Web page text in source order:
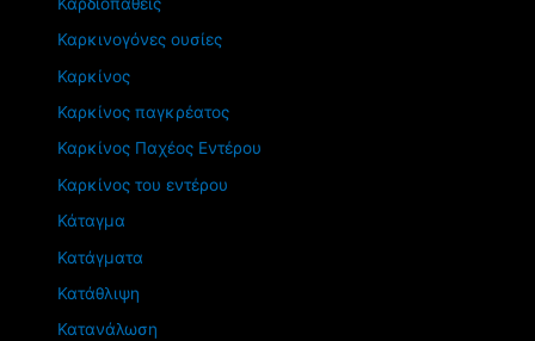
Καρκινογόνες ουσίες
Καρκίνος
Καρκίνος παγκρέατος
Καρκίνος Παχέος Εντέρου
Καρκίνος του εντέρου
Κάταγμα
Κατάγματα
Κατάθλιψη
Κατανάλωση